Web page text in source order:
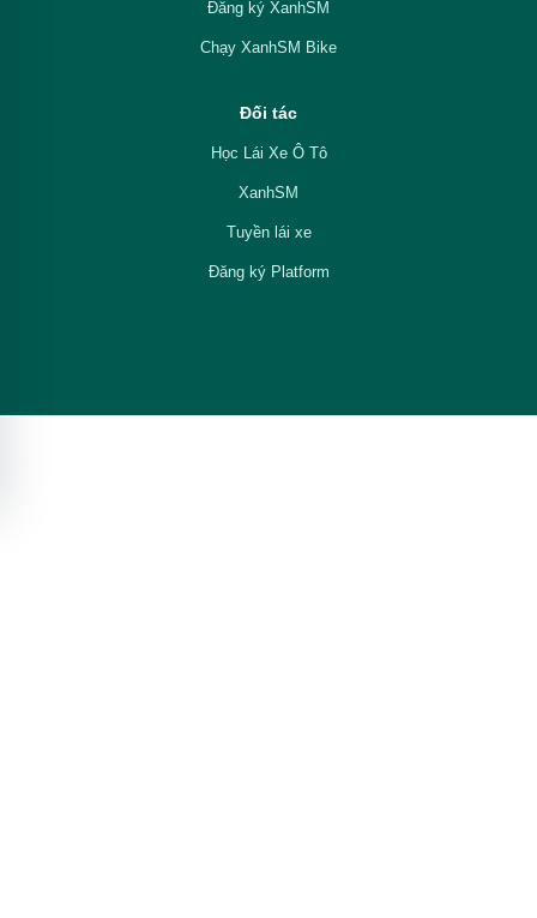
Đăng ký XanhSM
Chạy XanhSM Bike
Đối tác
Học Lái Xe Ô Tô
XanhSM
Tuyền lái xe
Đăng ký Platform